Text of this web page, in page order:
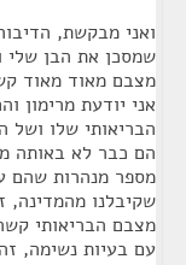
ואני מבקשת,
שמסכן את הבן שלי
מצבם מאוד מאוד
אני יודעת מרימון
הבריאותי שלו ושל
הם כבר לא באותה
מספר מנהרות שהם
שקיבלנו מהמדינה,
מצבם הבריאותי
עם בעיות נשימה,